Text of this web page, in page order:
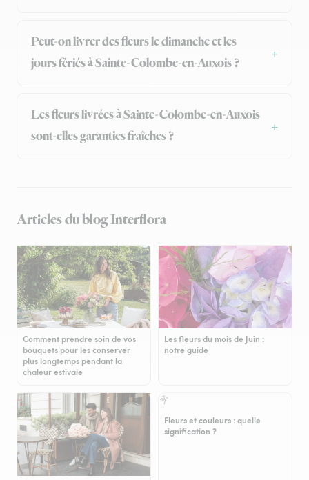
Peut-on livrer des fleurs le dimanche et les
jours fériés à Sainte-Colombe-en-Auxois ?
Les fleurs livrées à Sainte-Colombe-en-Auxois
sont-elles garanties fraîches ?
Articles du blog Interflora
Comment prendre soin de vos
bouquets pour les conserver
plus longtemps pendant la
chaleur estivale
Les fleurs du mois de Juin :
notre guide
Fleurs et couleurs : quelle
signification ?